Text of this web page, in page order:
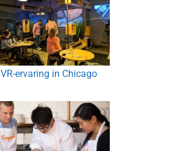
VR-ervaring in Chicago